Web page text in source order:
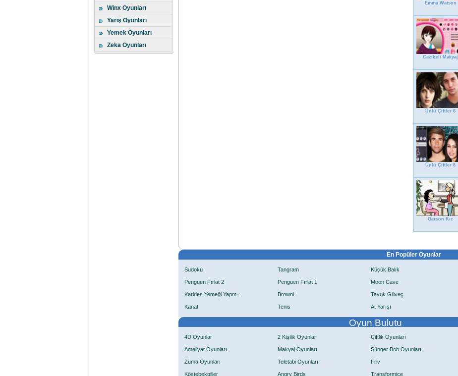
Winx Oyunları
Yarış Oyunları
Yemek Oyunları
Zeka Oyunları
Emma Watson
Cazibeli Makyaj
Ünlü Çiftler 6
Ünlü Çiftler 8
Garson Kız
En Popüler Oyunlar
Sudoku Tangram Küçük Balık
Penguen Fırlat 2 Penguen Fırlat 1 Moon Cave
Karides Yemeği Yapm.. Browni Tavuk Güveç
Kanat Tenis At Yarışı
Oyun Bulutu
4D Oyunlar 2 Kişilik Oyunlar Çiftlik Oyunları
Ameliyat Oyunları Makyaj Oyunları Sünger Bob Oyunları
Zuma Oyunları Teletabi Oyunları Friv
Köstebekgiller Angry Birds Transformice